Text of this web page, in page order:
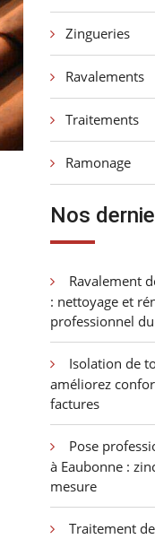
Zingueries
Ravalements
Traitements
Ramonage
Nos
Ravalement
: nettoyage et
professionnel
Isolation de
améliorez
factures
Pose
à Eaubonne :
mesure
Traitement